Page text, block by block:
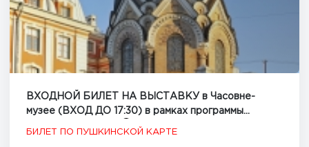
ВХОДНОЙ БИЛЕТ НА ВЫСТАВКУ в Часовне-
музее (ВХОД ДО 17:30) в рамках программы
БИЛЕТ ПО ПУШКИНСКОЙ КАРТЕ